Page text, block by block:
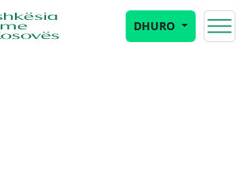
DHURO